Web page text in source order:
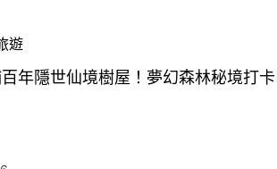
遊
年隱世仙境樹屋！夢幻森林秘境打